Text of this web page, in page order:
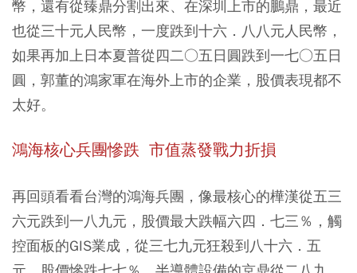
幣，還有從臻鼎分割出來、在深圳上市的鵬鼎，最近
也從三十元人民幣，一度跌到十六．八八元人民幣，
如果再加上日本夏普從四二○五日圓跌到一七○五日
圓，郭董的鴻家軍在海外上市的企業，股價表現都不
太好。
鴻海核心兵團慘跌 市值蒸發戰力折損
再回頭看看台灣的鴻海兵團，像最核心的樺漢從五三
六元跌到一八九元，股價最大跌幅六四．七三％，觸
控面板的GIS業成，從三七九元狂殺到八十六．五